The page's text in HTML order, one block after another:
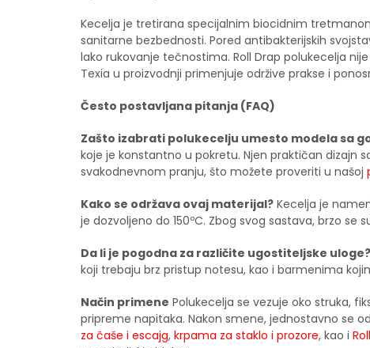
Kecelja je tretirana specijalnim biocidnim
sanitarne bezbednosti. Pored antibakterijskih
lako rukovanje tečnostima. Roll Drap polukecelja
Texia u proizvodnji primenjuje održive prakse i
Često postavljana pitanja (FAQ)
Zašto izabrati polukecelju umesto modela sa
koje je konstantno u pokretu. Njen praktičan dizajn
svakodnevnom pranju, što možete proveriti u našoj
Kako se održava ovaj materijal? Kecelja je
je dozvoljeno do 150ºC. Zbog svog sastava, brzo
Da li je pogodna za različite ugostiteljske uloge?
koji trebaju brz pristup notesu, kao i barmenima
Način primene Polukecelja se vezuje oko struka,
pripreme napitaka. Nakon smene, jednostavno se
za čaše i escajg, krpama za staklo i prozore, kao i